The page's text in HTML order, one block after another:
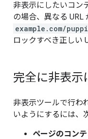
非表示にしたいコン
の場合、異なる URL
example.com/
ロックすべき正しい
完全に非表示
非表示ツールで行わ
いようにするには、
ページのコン